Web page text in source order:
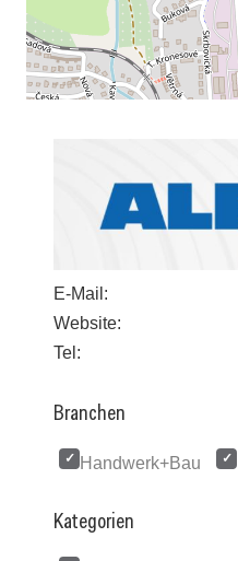
E-Mail:
Website:
Tel:
Branchen
Handwerk+Bau
Kategorien